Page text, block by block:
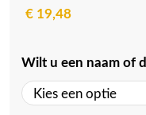
€ 19,48
Wilt u een naam of